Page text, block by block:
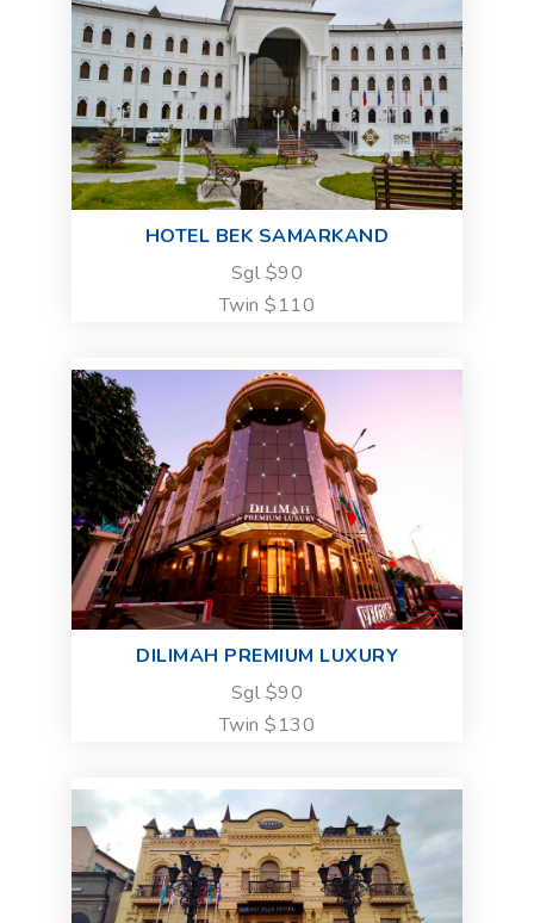
HOTEL BEK SAMARKAND
Sgl $90
Twin $110
DILIMAH PREMIUM LUXURY
Sgl $90
Twin $130